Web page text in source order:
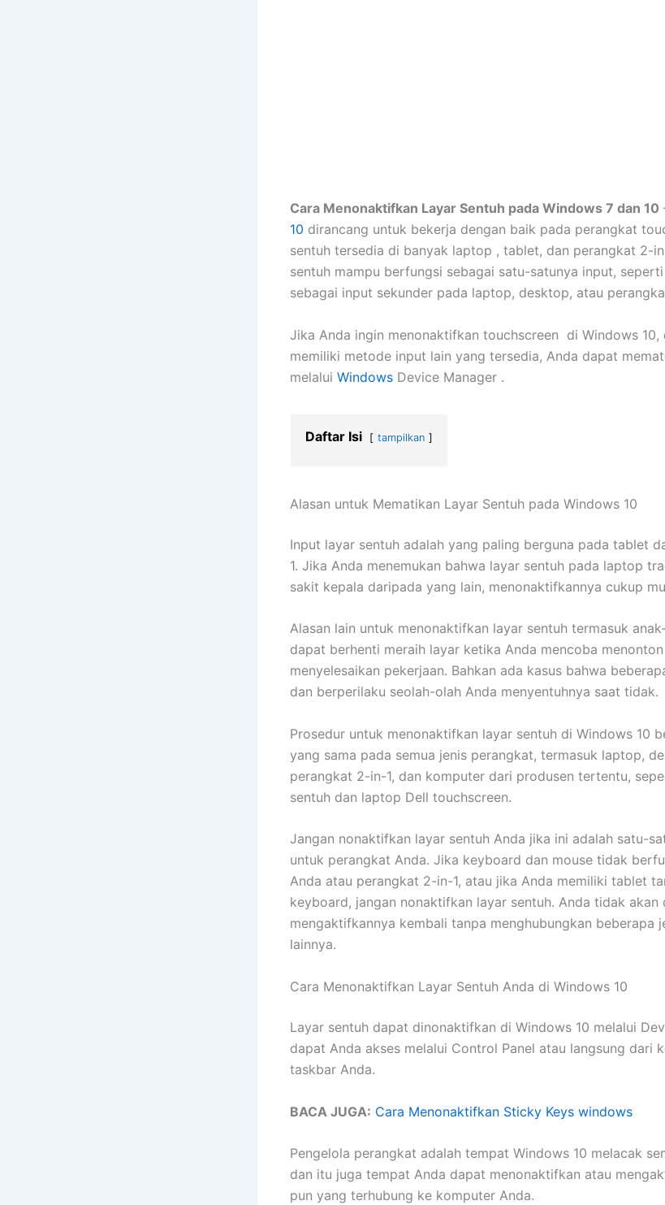
Cara Menonaktifkan Layar Sentuh pada Windows 7 dan 10
10 dirancang untuk bekerja dengan baik pada perangkat
sentuh tersedia di banyak laptop , tablet, dan perangkat 2-
sentuh mampu berfungsi sebagai satu-satunya input,
sebagai input sekunder pada laptop, desktop, atau
Jika Anda ingin menonaktifkan touchscreen di Windows 10,
memiliki metode input lain yang tersedia, Anda dapat
melalui Windows Device Manager .
Daftar Isi tampilkan
Alasan untuk Mematikan Layar Sentuh pada Windows 10
Input layar sentuh adalah yang paling berguna pada tablet
1. Jika Anda menemukan bahwa layar sentuh pada laptop
sakit kepala daripada yang lain, menonaktifkannya cukup
Alasan lain untuk menonaktifkan layar sentuh termasuk
dapat berhenti meraih layar ketika Anda mencoba
menyelesaikan pekerjaan. Bahkan ada kasus bahwa
dan berperilaku seolah-olah Anda menyentuhnya saat tidak.
Prosedur untuk menonaktifkan layar sentuh di Windows 10
yang sama pada semua jenis perangkat, termasuk laptop,
perangkat 2-in-1, dan komputer dari produsen tertentu,
sentuh dan laptop Dell touchscreen.
Jangan nonaktifkan layar sentuh Anda jika ini adalah satu-
untuk perangkat Anda. Jika keyboard dan mouse tidak
Anda atau perangkat 2-in-1, atau jika Anda memiliki tablet
keyboard, jangan nonaktifkan layar sentuh. Anda tidak akan
mengaktifkannya kembali tanpa menghubungkan beberapa
lainnya.
Cara Menonaktifkan Layar Sentuh Anda di Windows 10
Layar sentuh dapat dinonaktifkan di Windows 10 melalui
dapat Anda akses melalui Control Panel atau langsung dari
taskbar Anda.
BACA JUGA: Cara Menonaktifkan Sticky Keys windows
Pengelola perangkat adalah tempat Windows 10 melacak
dan itu juga tempat Anda dapat menonaktifkan atau
pun yang terhubung ke komputer Anda.